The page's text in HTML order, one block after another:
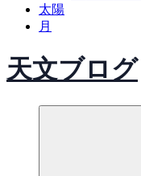
太陽
月
天文ブログ